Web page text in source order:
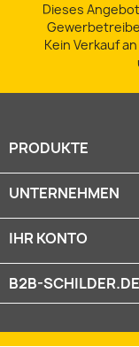
Dieses
Kein Verkauf
PRODUKTE
UNTERNEHMEN
IHR KONTO
B2B-SCHILDER.DE